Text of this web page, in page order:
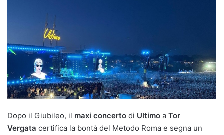
Dopo il Giubileo, il maxi concerto di Ultimo a Tor
Vergata certifica la bontà del Metodo Roma e segna un